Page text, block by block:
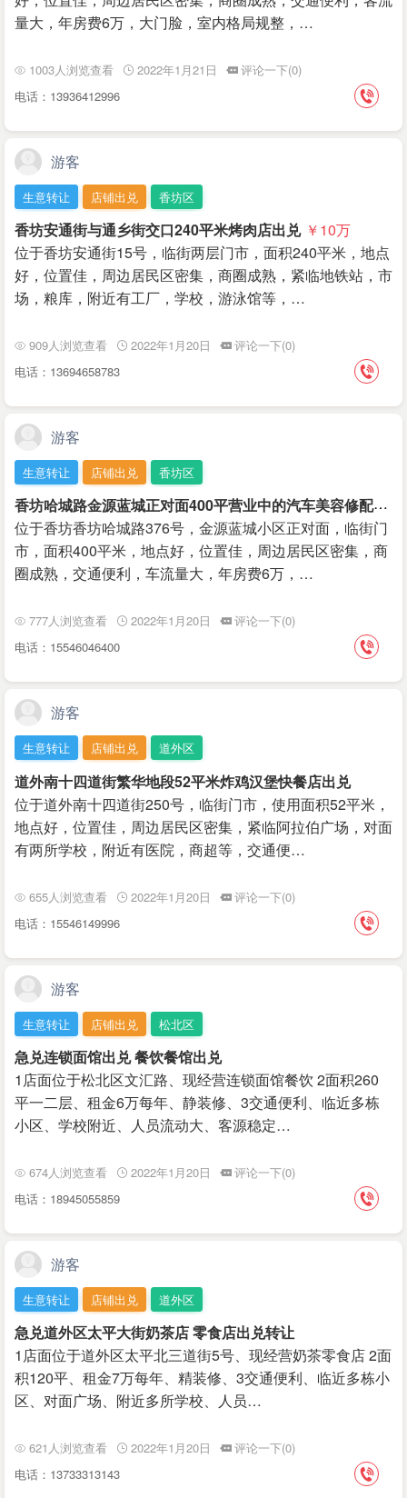
量大，年房费6万，大门脸，室内格局规整，…
1003人浏览查看 2022年1月21日
评论一下(0)
电话：13936412996
游客
生意转让 店铺出兑 香坊区
香坊安通街与通乡街交口240平米烤肉店出兑 ￥10万
位于香坊安通街15号，临街两层门市，面积240平米，地点
好，位置佳，周边居民区密集，商圈成熟，紧临地铁站，市
场，粮库，附近有工厂，学校，游泳馆等，…
909人浏览查看 2022年1月20日
评论一下(0)
电话：13694658783
游客
生意转让 店铺出兑 香坊区
香
坊哈城路金源蓝城正对面400平营业中的汽车美容修配厂出兑
位于香坊香坊哈城路376号，金源蓝城小区正对面，临街门
市，面积400平米，地点好，位置佳，周边居民区密集，商
圈成熟，交通便利，车流量大，年房费6万，…
777人浏览查看 2022年1月20日
评论一下(0)
电话：15546046400
游客
生意转让 店铺出兑 道外区
道外南十四道街繁华地段52平米炸鸡汉堡快餐店出兑
位于道外南十四道街250号，临街门市，使用面积52平米，
地点好，位置佳，周边居民区密集，紧临阿拉伯广场，对面
有两所学校，附近有医院，商超等，交通便…
655人浏览查看 2022年1月20日
评论一下(0)
电话：15546149996
游客
生意转让 店铺出兑 松北区
急兑连锁面馆出兑 餐饮餐馆出兑
1店面位于松北区文汇路、现经营连锁面馆餐饮 2面积260
平一二层、租金6万每年、静装修、3交通便利、临近多栋
小区、学校附近、人员流动大、客源稳定…
674人浏览查看 2022年1月20日
评论一下(0)
电话：18945055859
游客
生意转让 店铺出兑 道外区
急兑道外区太平大街奶茶店 零食店出兑转让
1店面位于道外区太平北三道街5号、现经营奶茶零食店 2面
积120平、租金7万每年、精装修、3交通便利、临近多栋小
区、对面广场、附近多所学校、人员…
621人浏览查看 2022年1月20日
评论一下(0)
电话：13733313143